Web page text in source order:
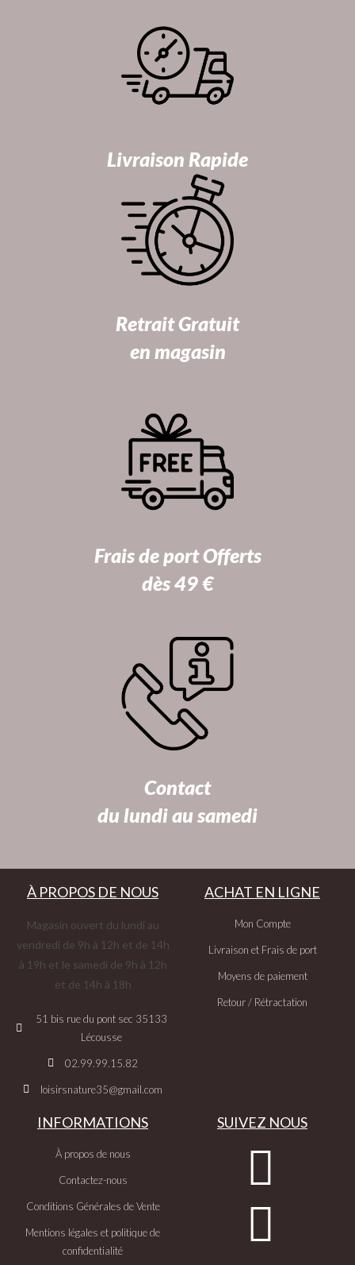
Livraison Rapide
Retrait Gratuit
en magasin
Frais de port Offerts
dès 49 €
Contact
du lundi au samedi
À PROPOS DE NOUS
Magasin ouvert du lundi au
vendredi de 9h à 12h et de 14h
à 19h et le samedi de 9h à 12h
et de 14h à 18h
51 bis rue du pont sec 35133
Lécousse
02.99.99.15.82
loisirsnature35@gmail.com
ACHAT EN LIGNE
Mon Compte
Livraison et Frais de port
Moyens de paiement
Retour / Rétractation
INFORMATIONS
À propos de nous
Contactez-nous
Conditions Générales de Vente
Mentions légales et politique de
confidentialité
SUIVEZ NOUS